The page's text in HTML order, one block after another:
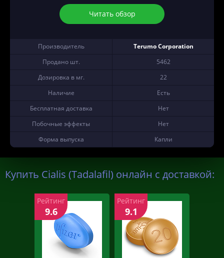
Читать обзор
Производитель
Terumo Corporation
Продано шт.
5462
Дозировка в мг.
22
Наличие
Есть
Бесплатная доставка
Нет
Побочные эффекты
Нет
Форма выпуска
Капли
Купить Cialis (Tadalafil) онлайн с доставкой:
Рейтинг
9.6
Рейтинг
9.1